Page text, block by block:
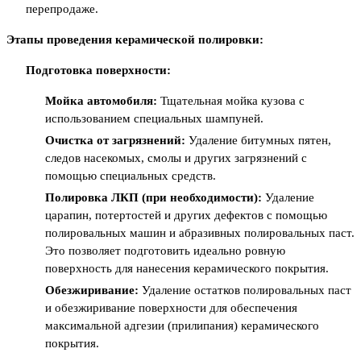
перепродаже.
Этапы проведения керамической полировки:
Подготовка поверхности:
Мойка автомобиля: Тщательная мойка кузова с
использованием специальных шампуней.
Очистка от загрязнений: Удаление битумных пятен,
следов насекомых, смолы и других загрязнений с
помощью специальных средств.
Полировка ЛКП (при необходимости): Удаление
царапин, потертостей и других дефектов с помощью
полировальных машин и абразивных полировальных паст.
Это позволяет подготовить идеально ровную
поверхность для нанесения керамического покрытия.
Обезжиривание: Удаление остатков полировальных паст
и обезжиривание поверхности для обеспечения
максимальной адгезии (прилипания) керамического
покрытия.